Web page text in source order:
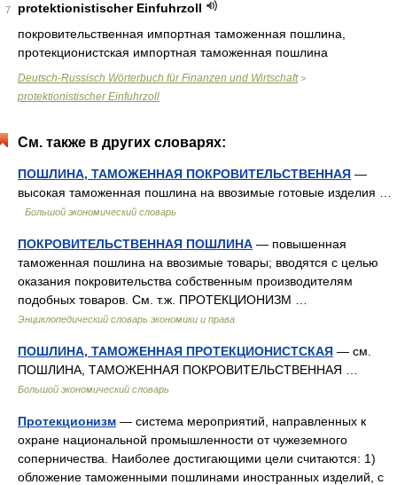
7
protektionistischer Einfuhrzoll
покровительственная импортная таможенная пошлина,
протекционистская импортная таможенная пошлина
Deutsch-Russisch Wörterbuch für Finanzen und Wirtschaft>
protektionistischer Einfuhrzoll
См. также в других словарях:
ПОШЛИНА, ТАМОЖЕННАЯ ПОКРОВИТЕЛЬСТВЕННАЯ —
высокая таможенная пошлина на ввозимые готовые изделия …
Большой экономический словарь
ПОКРОВИТЕЛЬСТВЕННАЯ ПОШЛИНА — повышенная
таможенная пошлина на ввозимые товары; вводятся с целью
оказания покровительства собственным производителям
подобных товаров. См. т.ж. ПРОТЕКЦИОНИЗМ …
Энциклопедический словарь экономики и права
ПОШЛИНА, ТАМОЖЕННАЯ ПРОТЕКЦИОНИСТСКАЯ — см.
ПОШЛИНА, ТАМОЖЕННАЯ ПОКРОВИТЕЛЬСТВЕННАЯ …
Большой экономический словарь
Протекционизм — система мероприятий, направленных к
охране национальной промышленности от чужеземного
соперничества. Наиболее достигающими цели считаются: 1)
обложение таможенными пошлинами иностранных изделий, с